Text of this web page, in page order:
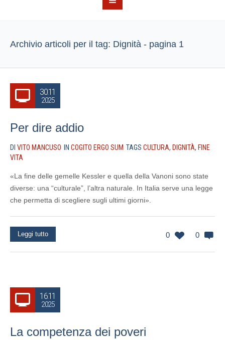
Archivio articoli per il tag: Dignità - pagina 1
30.11
2025
Per dire addio
DI VITO MANCUSO IN COGITO ERGO SUM TAGS CULTURA, DIGNITÀ, FINE
VITA
«La fine delle gemelle Kessler e quella della Vanoni sono state
diverse: una “culturale”, l’altra naturale. In Italia serve una legge
che permetta di scegliere sugli ultimi giorni».
0 0
Leggi tutto
16.11
2025
La competenza dei poveri